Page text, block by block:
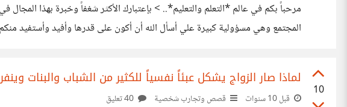
مرحباً بكم في عالم *التعلم والتعليم*.. > بإعتبارك الأكثر شغفاً وخبرة بهذا
المجتمع وهي مسؤولية كبيرة علي أسأل الله أن أكون على قدرها وأفيد وأستفيد
10
لماذا صار الزواج يشكل عبئاً نفسياً للكثير من الشباب والبنات
قبل 10 سنوات قصص وتجارب شخصية